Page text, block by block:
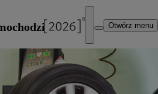
Otwórz menu